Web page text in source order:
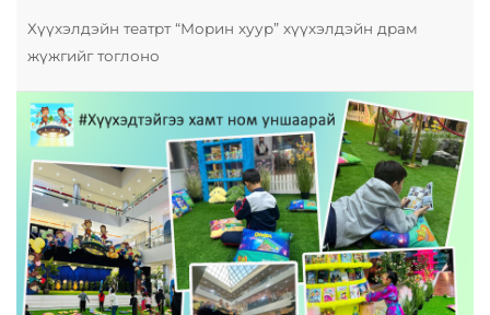
Хүүхэлдэйн театрт “Морин хуур” хүүхэлдэйн драм
жүжгийг тоглоно